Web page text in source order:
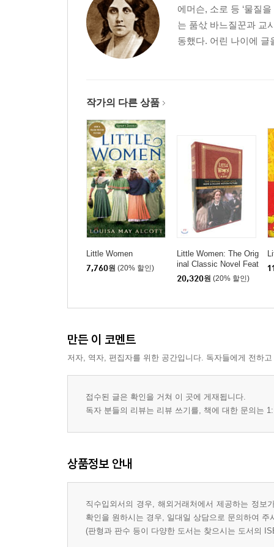
에머슨, 소로 등 ‘물질
는 품삯 바느질꾼과 교
동했다. 어린 나이에 글
작가의 다른 상품
Little Women
7,760원 (20% 할인)
Little Women: The Orig
inal Classic Novel Feat
uring Photos from the
Film!
20,320원 (20% 할인)
만든 이 코멘트
저자, 역자, 편집자를 위한 공간입니다. 독자들에게 전하
접수된 글은 확인을 거쳐 이 곳에 게재됩니다.
독자 분들의 리뷰는 리뷰 쓰기를, 책에 대한 문의는
상품정보 안내
직수입외서의 경우, 해외거래처에서 제공하는 정
확인을 원하시는 경우, 일대일 상담으로 문의하여 주
(판형과 판수 등이 다양한 도서는 찾으시는 도서의